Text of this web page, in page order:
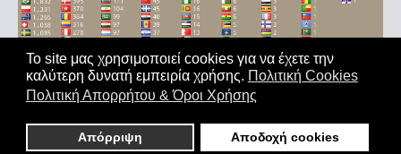
Το site μας χρησιμοποιεί cookies για να έχετε την
καλύτερη δυνατή εμπειρία χρήσης. Πολιτική Cookies
Πολιτική Απορρήτου & Όροι Χρήσης
Απόρριψη Αποδοχή cookies
Αρχική|'Οροι Χρήσης|Επικοινωνία
παντός δικαιώματος